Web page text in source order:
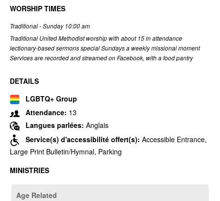
WORSHIP TIMES
Traditional - Sunday 10:00 am
Traditional United Methodist worship with about 15 in attendance
lectionary‑based sermons special Sundays a weekly missional moment
Services are recorded and streamed on Facebook, with a food pantry
DETAILS
LGBTQ+ Group
Attendance: 13
Langues parlées: Anglais
Service(s) d'accessibilité offert(s): Accessible Entrance,
Large Print Bulletin/Hymnal, Parking
MINISTRIES
Age Related